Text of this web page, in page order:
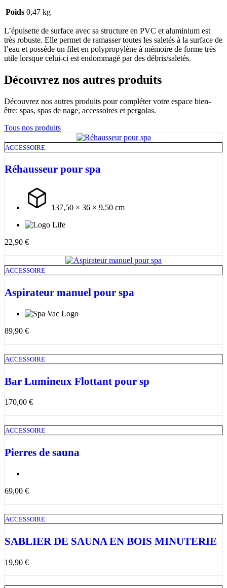
Poids 0,47 kg
L’épuisette de surface avec sa structure en PVC et aluminium est
très robuste. Elle permet de ramasser toutes les saletés à la surface de
l’eau et possède un filet en polypropylène à mémoire de forme très
utile lorsque celui-ci est endommagé par des débris/saletés.
Découvrez nos autres produits
Découvrez nos autres produits pour compléter votre espace bien-
être: spas, spas de nage, accessoires et pergolas.
Tous nos produits
ACCESSOIRE
Réhausseur pour spa
137,50 × 36 × 9,50 cm
22,90 €
ACCESSOIRE
Aspirateur manuel pour spa
89,90 €
ACCESSOIRE
Bar Lumineux Flottant pour sp
170,00 €
ACCESSOIRE
Pierres de sauna
69,00 €
ACCESSOIRE
SABLIER DE SAUNA EN BOIS MINUTERIE
19,90 €